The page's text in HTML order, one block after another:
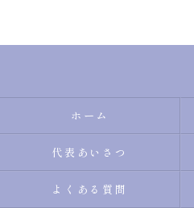
ホーム
代表あいさつ
よくある質問